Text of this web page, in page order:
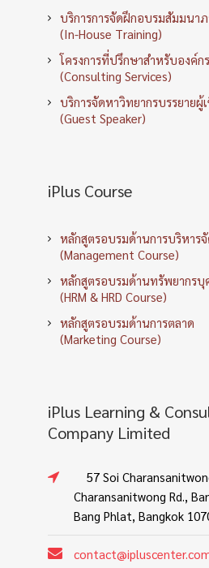
บริการการจัดฝึกอบรมสัมมนาภ
(In-House Training)
โครงการที่ปรึกษาสำหรับองค์กร
(Consulting Services)
บริการจัดหาวิทยากรบรรยายผู้
(Guest Speaker)
iPlus Course
หลักสูตรอบรมด้านการบริหารจั
(Management Course)
หลักสูตรอบรมด้านทรัพยากรบุ
(HRM & HRD Course)
หลักสูตรอบรมด้านการตลาด
(Marketing Course)
iPlus Learning &
Company Limited
57 Soi
Charansanitwong Rd.,
Bang Phlat, Bangkok